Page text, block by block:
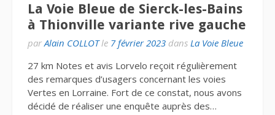
La Voie Bleue de Sierck-les-Bains
à Thionville variante rive gauche
par Alain COLLOTle 7 février 2023 dans La Voie Bleue
27 km Notes et avis Lorvelo reçoit régulièrement
des remarques d’usagers concernant les voies
Vertes en Lorraine. Fort de ce constat, nous avons
décidé de réaliser une enquête auprès des…